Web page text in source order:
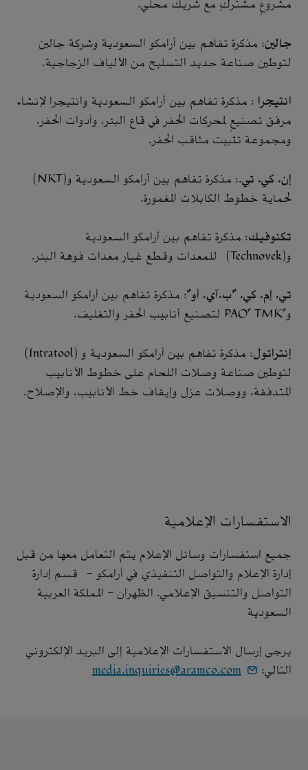
مشروعٍ مشتركٍ مع شريك محلّي.
جالين: مذكرة تفاهم بين أرامكو السعودية وشركة جالين
لتوطين صناعة حديد التسليح من الألياف الزجاجية.
انتيجرا : مذكرة تفاهم بين أرامكو السعودية وانتيجرا لإنشاء
مرفق تصنيعٍ لمحركات الحفر في قاع البئر، وأدوات الحفر،
ومجموعة تثبيت مثاقب الحفر.
إن. كي. تي
.: مذكرة تفاهم بين أرامكو السعودية و(NKT)
لحماية خطوط الكابلات المغمورة.
تكنوفيك: مذكرة تفاهم بين أرامكو السعودية
و(Technovek) للمعدات وقطع غيار معدات فوهة البئر.
تي. إم. كي. "ب.آي. أو": مذكرة تفاهم بين أرامكو السعودية
و"PAO" TMK لتصنيع أنابيب الحفر والتغليف.
إنتراتول
: مذكرة تفاهم بين أرامكو السعودية و (Intratool)
لتوطين صناعة وصلات اللحام على خطوط الأنابيب
المتدفقة، ووصلات عزل وإيقاف خط الأنابيب، والإصلاح.
الاستفسارات الإعلامية
جميع استفسارات وسائل الإعلام يتم التعامل معها من قبل
إدارة الإعلام والتواصل التنفيذي في أرامكو - قسم إدارة
التواصل والتنسيق الإعلامي. الظهران - المملكة العربية
السعودية
يرجى إرسال الاستفسارات الإعلامية إلى البريد الإلكتروني
التالي:
media.inquiries@aramco.com